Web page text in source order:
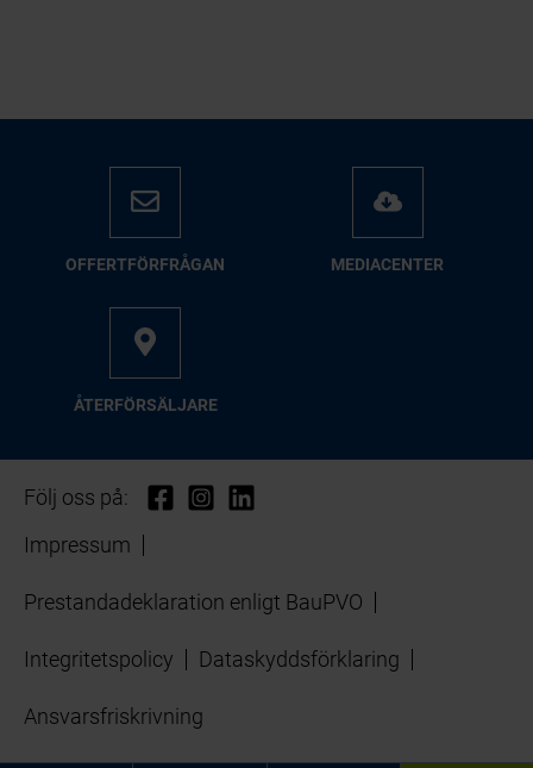
OFFERTFÖRFRÅGAN MEDIACENTER
ÅTERFÖRSÄLJARE
Följ oss på:
Impressum
Prestandadeklaration enligt BauPVO
Integritetspolicy Dataskyddsförklaring
Ansvarsfriskrivning